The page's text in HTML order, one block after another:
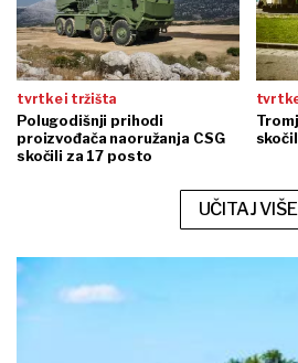
tvrtke i tržišta
Polugodišnji prihodi
proizvođača naoružanja CSG
skočili za 17 posto
UČITAJ VIŠE